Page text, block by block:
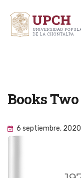
Books Two
6 septiembre, 2020